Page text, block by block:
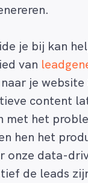
je bij kan
van
je
content
met het
hen het
onze data-
de leads